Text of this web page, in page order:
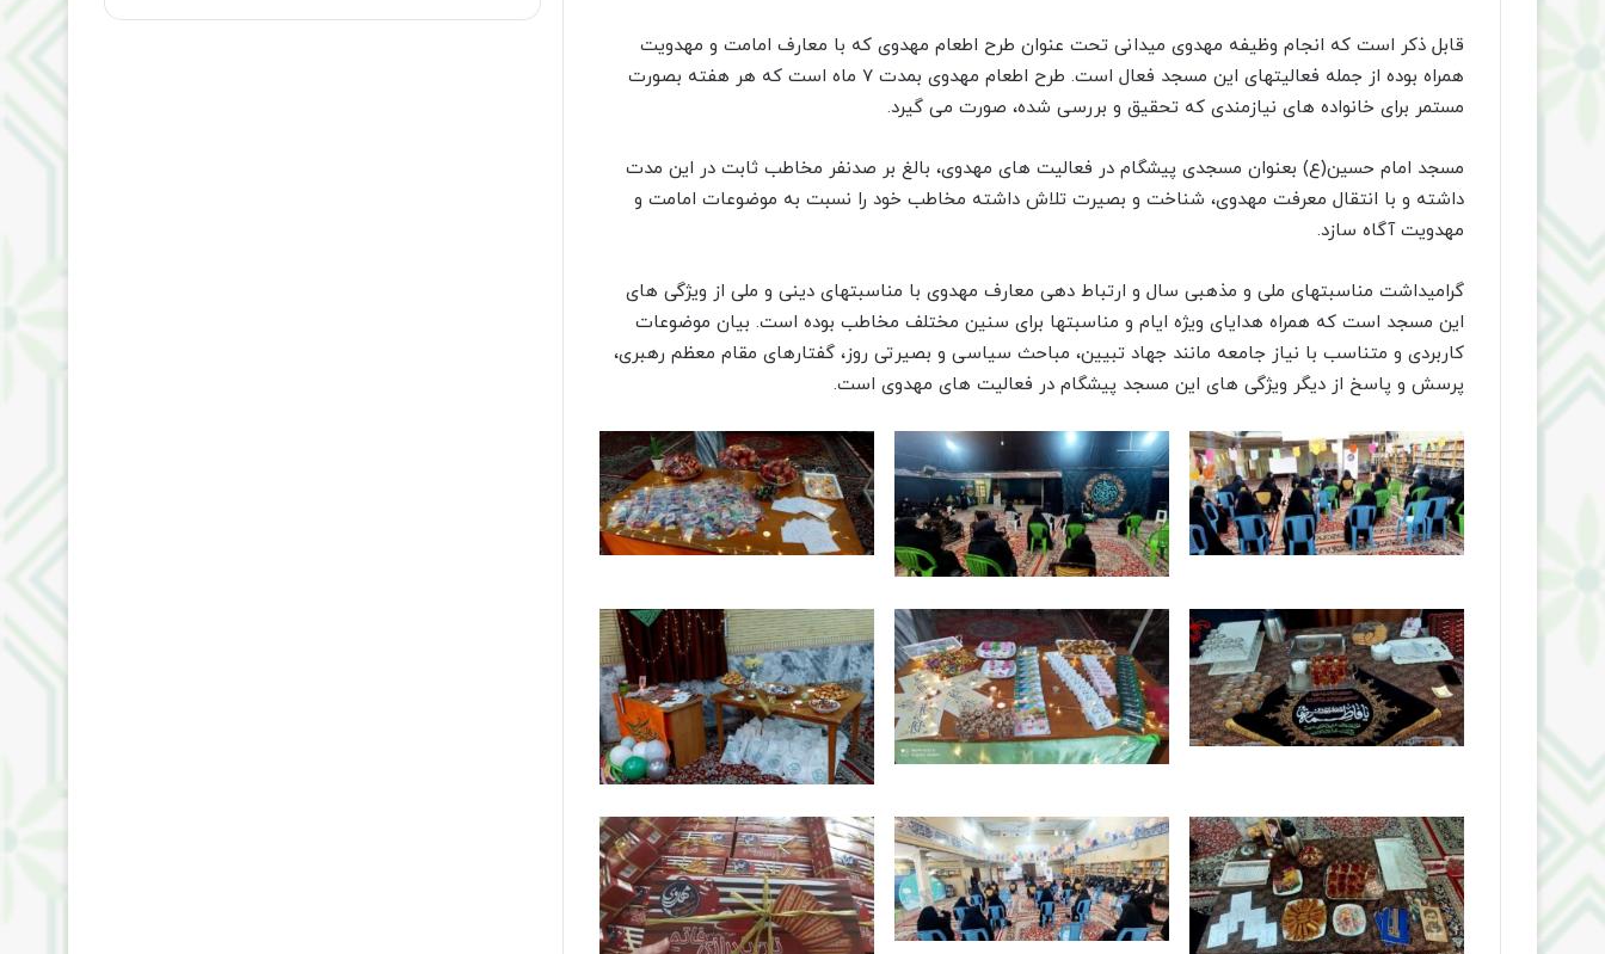
قابل ذکر است که انجام وظیفه مهدوی میدانی تحت عنوان طرح اطعام مهدوی که با معارف امامت و مهدویت
همراه بوده از جمله فعالیتهای این مسجد فعال است. طرح اطعام مهدوی بمدت ۷ ماه است که هر هفته بصورت
مستمر برای خانواده های نیازمندی که تحقیق و بررسی شده، صورت می گیرد.
مسجد امام حسین(ع) بعنوان مسجدی پیشگام در فعالیت های مهدوی، بالغ بر صدنفر مخاطب ثابت در این مدت
داشته و با انتقال معرفت مهدوی، شناخت و بصیرت تلاش داشته مخاطب خود را نسبت به موضوعات امامت و
مهدویت آگاه سازد.
گرامیداشت مناسبتهای ملی و مذهبی سال و ارتباط دهی معارف مهدوی با مناسبتهای دینی و ملی از ویژگی های
این مسجد است که همراه هدایای ویژه ایام و مناسبتها برای سنین مختلف مخاطب بوده است. بیان موضوعات
کاربردی و متناسب با نیاز جامعه مانند جهاد تبیین، مباحث سیاسی و بصیرتی روز، گفتارهای مقام معظم رهبری،
پرسش و پاسخ از دیگر ویژگی های این مسجد پیشگام در فعالیت های مهدوی است.